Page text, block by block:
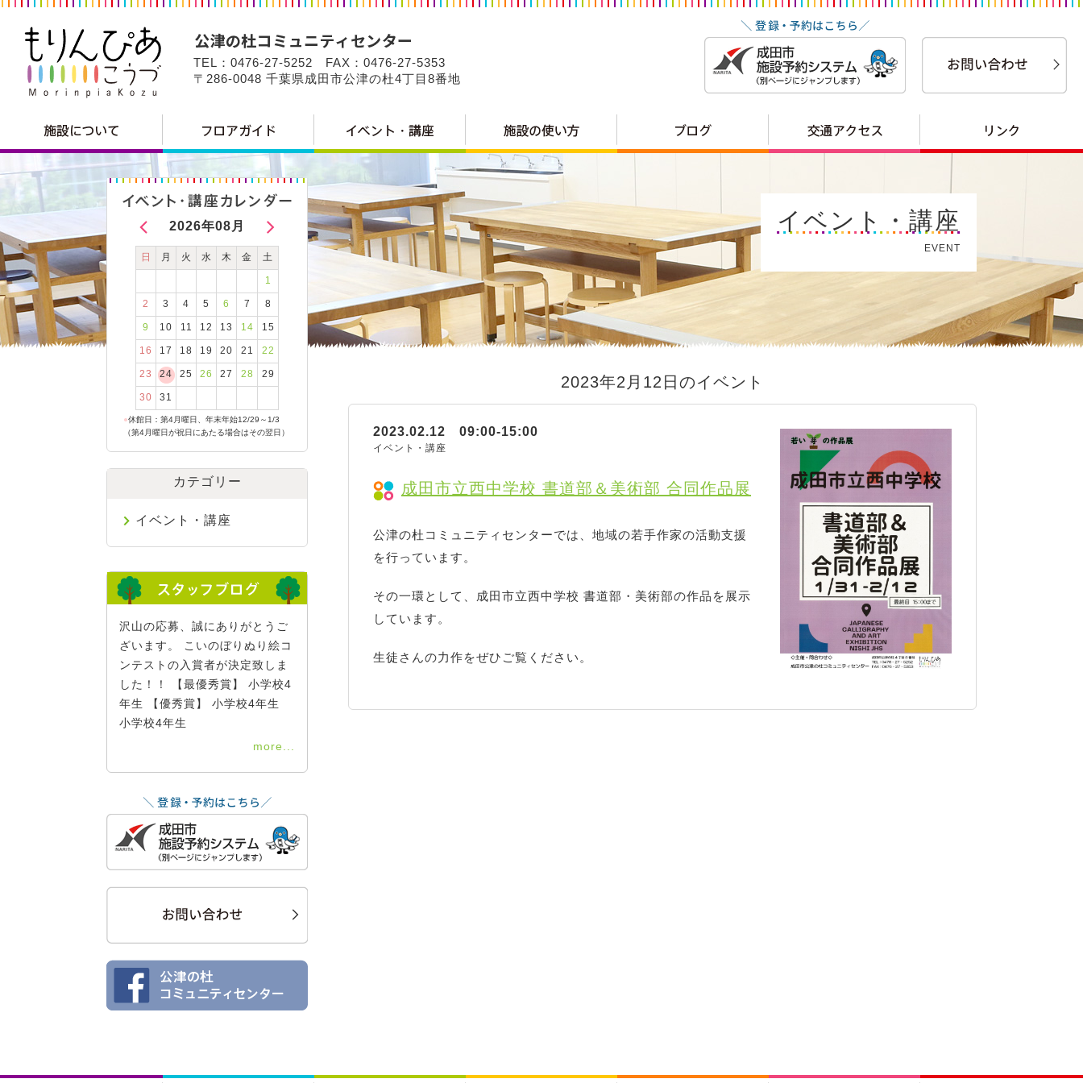
TEL：0476-27-5252 FAX：0476-27-5353
〒286-0048 千葉県成田市公津の杜4丁目8番地
イベント・講座
EVENT
2023年2月12日のイベント
成田市立西中学校 書道部＆美術部 合同作品展
2023.02.12 09:00-15:00
イベント・講座
公津の杜コミュニティセンターでは、地域の若手作家の活動支援
を行っています。
その一環として、成田市立西中学校 書道部・美術部の作品を展示
しています。
生徒さんの力作をぜひご覧ください。
2026年08月
日 月 火 水 木 金 土
1
2 3 4 5 6 7 8
9 10 11 12 13 14 15
16 17 18 19 20 21 22
23 24 25 26 27 28 29
30 31
●休館日：第4月曜日、年末年始12/29～1/3
（第4月曜日が祝日にあたる場合はその翌日）
カテゴリー
イベント・講座
沢山の応募、誠にありがとうご
ざいます。 こいのぼりぬり絵コ
ンテストの入賞者が決定致しま
した！！ 【最優秀賞】 小学校4
年生 【優秀賞】 小学校4年生
小学校4年生
more...